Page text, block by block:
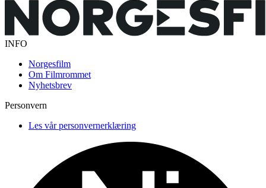
INFO
Norgesfilm
Om Filmrommet
Nyhetsbrev
Personvern
Les vår personvernerklæring